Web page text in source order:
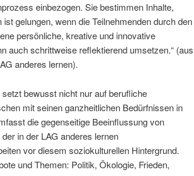
einbezogen. Sie bestimmen Inhalte,
gelungen, wenn die Teilnehmenden durch den
persönliche, kreative und innovative
auch schrittweise reflektierend umsetzen.“ (aus
anderes lernen).
bewusst nicht nur auf berufliche
mit seinen ganzheitlichen Bedürfnissen in
die gegenseitige Beeinflussung von
in der LAG anderes lernen
vor diesem soziokulturellen Hintergrund.
und Themen: Politik, Ökologie, Frieden,